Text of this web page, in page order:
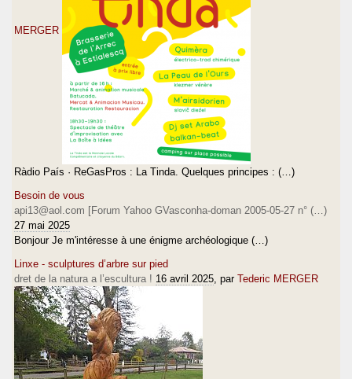
MERGER
Ràdio País · ReGasPros : La Tinda. Quelques principes : (…)
Besoin de vous
api13@aol.com [Forum Yahoo GVasconha-doman 2005-05-27 n° (…)
27 mai 2025
Bonjour Je m'intéresse à une énigme archéologique (…)
Linxe - sculptures d’arbre sur pied
dret de la natura a l’escultura ! 16 avril 2025 , par Tederic MERGER